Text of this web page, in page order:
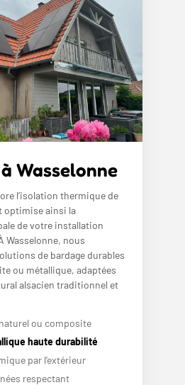
Wasselonne
l’isolation thermique de
optimise ainsi la
de votre installation
Wasselonne, nous
de bardage durables
ou métallique, adaptées
alsacien traditionnel et
ou composite
haute durabilité
par l’extérieur
respectant